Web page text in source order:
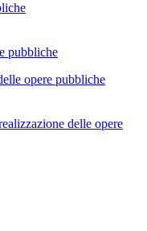
pubbliche
opere pubbliche
delle opere